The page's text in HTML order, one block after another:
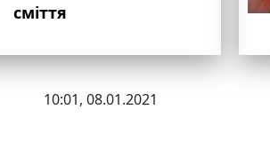
сміття
10:01, 08.01.2021